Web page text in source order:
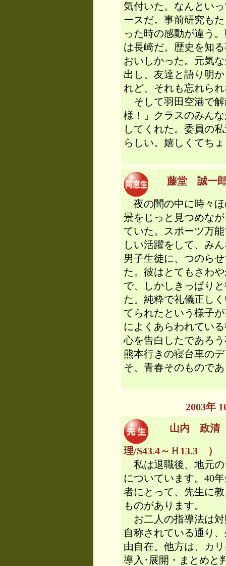
気付いた。なんとい
ースだ。事前研究も
った時の感動が違う
は長崎だ。歴史を知
おいしかった。元気
出し、友達と語り明
れど、それも忘れら
そして羽田空港で解
様！」クラスのみん
してくれた。委員の
らしい。嬉しくて
藤堂 誠一郎
夜の闇の中に時々ほ
景をじっと見つめな
ていた。スポーツ万
しい活躍をして、み
男子生徒に、つのら
た。彼はとてもさわ
で、しかしきっぱり
た。純粋で礼儀正し
てられたという様子
によくあらわれてい
心を告白したであろ
熊本行きの寝台車の
そ、青春そのもので
2003年
山内 政清
理/S43.4～Ｈ13.3 ）
私は退職後、地元の
についています。40
者にとって、先生に
ものがあります。
お二人の指導法は対
自称されている通り
由自在。他方は、カ
導入･展開・まとめと